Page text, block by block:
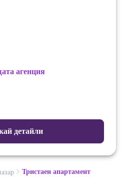
агенция
детайли
Тристаен апартамент